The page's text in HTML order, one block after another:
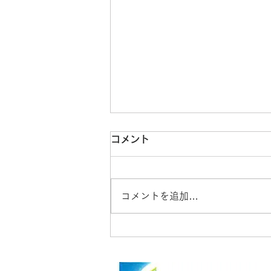
田んぼの老朽化した水路のや
コメント
コメントを追加…